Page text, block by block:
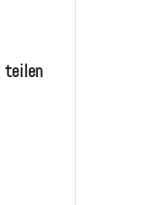
teilen